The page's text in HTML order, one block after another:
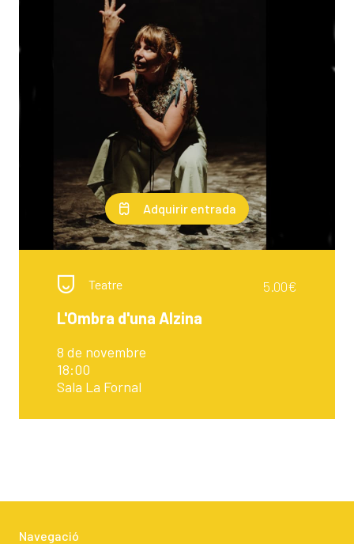
Adquirir entrada
Teatre 5.00€
L'Ombra d'una Alzina
8 de novembre
18:00
Sala La Fornal
Navegació